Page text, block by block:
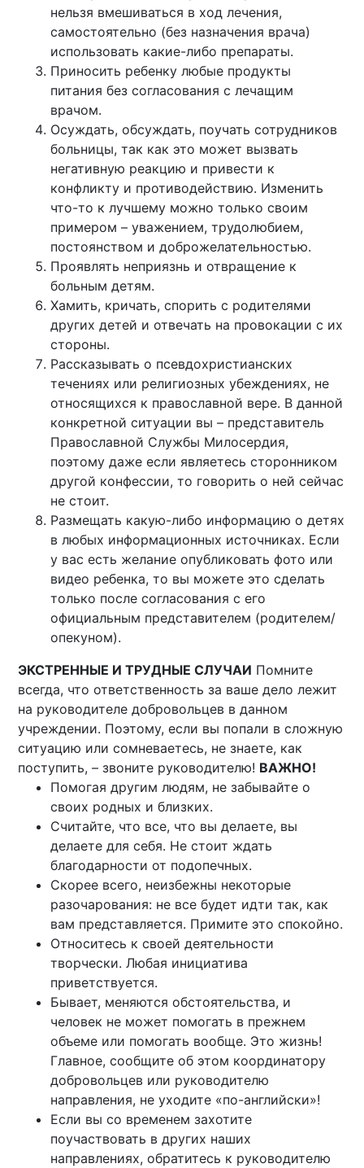
нельзя вмешиваться в ход лечения,
самостоятельно (без назначения врача)
использовать какие-либо препараты.
Приносить ребенку любые продукты
питания без согласования с лечащим
врачом.
Осуждать, обсуждать, поучать сотрудников
больницы, так как это может вызвать
негативную реакцию и привести к
конфликту и противодействию. Изменить
что-то к лучшему можно только своим
примером – уважением, трудолюбием,
постоянством и доброжелательностью.
Проявлять неприязнь и отвращение к
больным детям.
Хамить, кричать, спорить с родителями
других детей и отвечать на провокации с их
стороны.
Рассказывать о псевдохристианских
течениях или религиозных убеждениях, не
относящихся к православной вере. В данной
конкретной ситуации вы – представитель
Православной Службы Милосердия,
поэтому даже если являетесь сторонником
другой конфессии, то говорить о ней сейчас
не стоит.
Размещать какую-либо информацию о детях
в любых информационных источниках. Если
у вас есть желание опубликовать фото или
видео ребенка, то вы можете это сделать
только после согласования с его
официальным представителем (родителем/
опекуном).
ЭКСТРЕННЫЕ И ТРУДНЫЕ СЛУЧАИ Помните
всегда, что ответственность за ваше дело лежит
на руководителе добровольцев в данном
учреждении. Поэтому, если вы попали в сложную
ситуацию или сомневаетесь, не знаете, как
поступить, – звоните руководителю! ВАЖНО!
Помогая другим людям, не забывайте о
своих родных и близких.
Считайте, что все, что вы делаете, вы
делаете для себя. Не стоит ждать
благодарности от подопечных.
Скорее всего, неизбежны некоторые
разочарования: не все будет идти так, как
вам представляется. Примите это спокойно.
Относитесь к своей деятельности
творчески. Любая инициатива
приветствуется.
Бывает, меняются обстоятельства, и
человек не может помогать в прежнем
объеме или помогать вообще. Это жизнь!
Главное, сообщите об этом координатору
добровольцев или руководителю
направления, не уходите «по-английски»!
Если вы со временем захотите
поучаствовать в других наших
направлениях, обратитесь к руководителю